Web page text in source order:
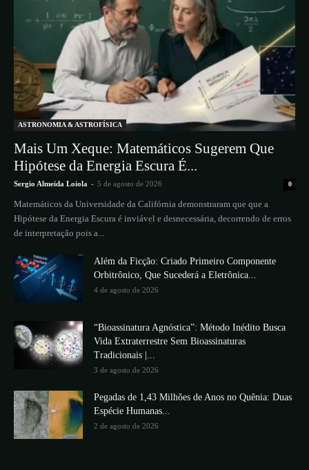
ASTRONOMIA & ASTROFÍSICA
Mais Um Xeque: Matemáticos Sugerem Que
Hipótese da Energia Escura É...
Sergio Almeida Loiola - 5 de agosto de 2026 0
Matemáticos da Universidade da Califórnia demonstraram que que a
Hipótese da Energia Escura é inviável e desnecessária, decorrendo de erros
de interpretação pois a...
Além da Ficção: Criado Primeiro Componente
Orbitrônico, Que Sucederá a Eletrônica...
4 de agosto de 2026
“Bioassinatura Agnóstica”: Método Inédito Busca
Vida Extraterrestre Sem Bioassinaturas
Tradicionais |...
3 de agosto de 2026
Pegadas de 1,43 Milhões de Anos no Quênia: Duas
Espécie Humanas...
2 de agosto de 2026